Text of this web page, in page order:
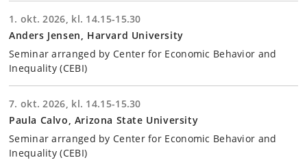
1. okt. 2026, kl. 14.15-15.30
Anders Jensen, Harvard University
Seminar arranged by Center for Economic Behavior and
Inequality (CEBI)
7. okt. 2026, kl. 14.15-15.30
Paula Calvo, Arizona State University
Seminar arranged by Center for Economic Behavior and
Inequality (CEBI)